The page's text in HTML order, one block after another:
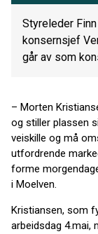
Styreleder
konsernsjef
går av som
– Morten
og stiller plassen
veiskille og må
utfordrende
forme
i Moelven.
Kristiansen, som
arbeidsdag 4.mai,